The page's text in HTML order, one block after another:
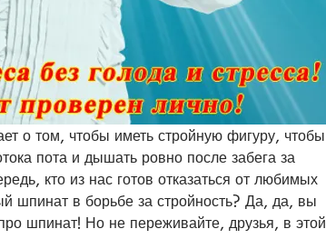
о том, чтобы иметь стройную фигуру, чтобы
пота и дышать ровно после забега за
кто из нас готов отказаться от любимых
шпинат в борьбе за стройность? Да, да, вы
шпинат! Но не переживайте, друзья, в этой